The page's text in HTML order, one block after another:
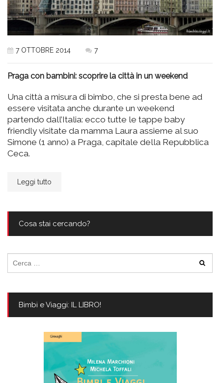
7 OTTOBRE 2014 7
Praga con bambini: scoprire la città in un weekend
Una città a misura di bimbo, che si presta bene ad
essere visitata anche durante un weekend
partendo dall’Italia: ecco tutte le tappe baby
friendly visitate da mamma Laura assieme al suo
Simone (1 anno) a Praga, capitale della Repubblica
Ceca.
Leggi tutto
Cosa stai cercando?
per:
Bimbi e Viaggi: IL LIBRO!